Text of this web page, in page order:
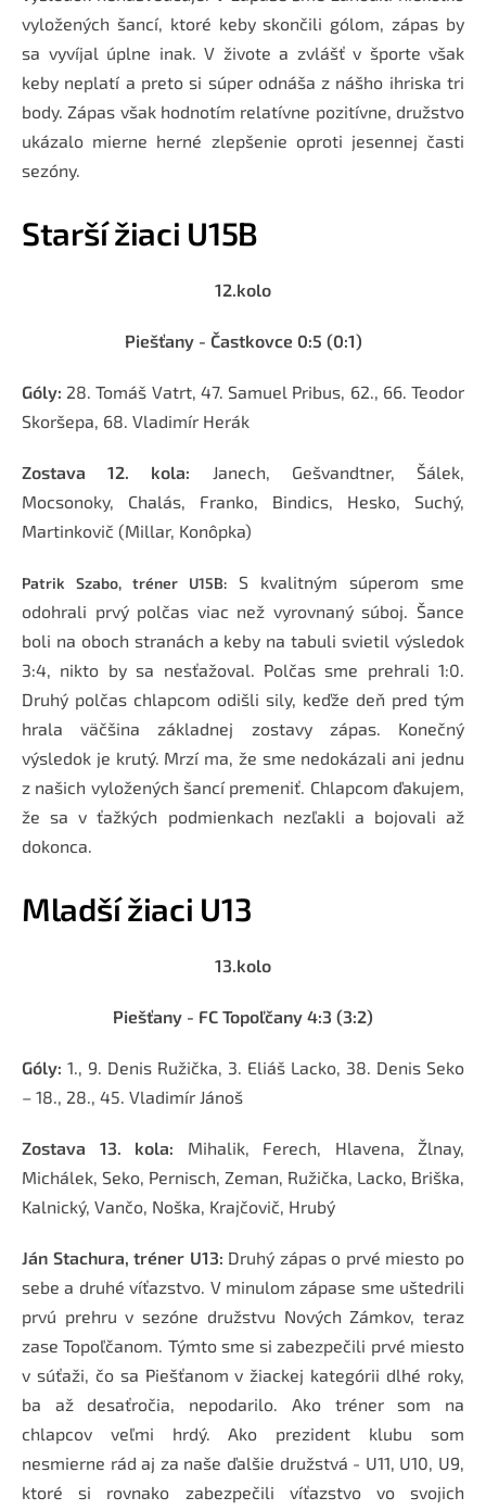
vyložených šancí, ktoré keby skončili gólom, zápas by
sa vyvíjal úplne inak. V živote a zvlášť v športe však
keby neplatí a preto si súper odnáša z nášho ihriska tri
body. Zápas však hodnotím relatívne pozitívne, družstvo
ukázalo mierne herné zlepšenie oproti jesennej časti
sezóny.
Starší žiaci U15B
12.kolo
Piešťany - Častkovce 0:5 (0:1)
Góly: 28. Tomáš Vatrt, 47. Samuel Pribus, 62., 66. Teodor
Skoršepa, 68. Vladimír Herák
Zostava 12. kola: Janech, Gešvandtner, Šálek,
Mocsonoky, Chalás, Franko, Bindics, Hesko, Suchý,
Martinkovič (Millar, Konôpka)
Patrik Szabo, tréner U15B: S kvalitným súperom sme
odohrali prvý polčas viac než vyrovnaný súboj. Šance
boli na oboch stranách a keby na tabuli svietil výsledok
3:4, nikto by sa nesťažoval. Polčas sme prehrali 1:0.
Druhý polčas chlapcom odišli sily, keďže deň pred tým
hrala väčšina základnej zostavy zápas. Konečný
výsledok je krutý. Mrzí ma, že sme nedokázali ani jednu
z našich vyložených šancí premeniť. Chlapcom ďakujem,
že sa v ťažkých podmienkach nezľakli a bojovali až
dokonca.
Mladší žiaci U13
13.kolo
Piešťany - FC Topoľčany 4:3 (3:2)
Góly: 1., 9. Denis Ružička, 3. Eliáš Lacko, 38. Denis Seko
– 18., 28., 45. Vladimír Jánoš
Zostava 13. kola: Mihalik, Ferech, Hlavena, Žlnay,
Michálek, Seko, Pernisch, Zeman, Ružička, Lacko, Briška,
Kalnický, Vančo, Noška, Krajčovič, Hrubý
Ján Stachura, tréner U13: Druhý zápas o prvé miesto po
sebe a druhé víťazstvo. V minulom zápase sme uštedrili
prvú prehru v sezóne družstvu Nových Zámkov, teraz
zase Topoľčanom. Týmto sme si zabezpečili prvé miesto
v súťaži, čo sa Piešťanom v žiackej kategórii dlhé roky,
ba až desaťročia, nepodarilo. Ako tréner som na
chlapcov veľmi hrdý. Ako prezident klubu som
nesmierne rád aj za naše ďalšie družstvá - U11, U10, U9,
ktoré si rovnako zabezpečili víťazstvo vo svojich